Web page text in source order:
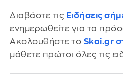
Διαβάστε τις Ειδήσεις
ενημερωθείτε για τα
Ακολουθήστε το Skai.gr
μάθετε πρώτοι όλες τις